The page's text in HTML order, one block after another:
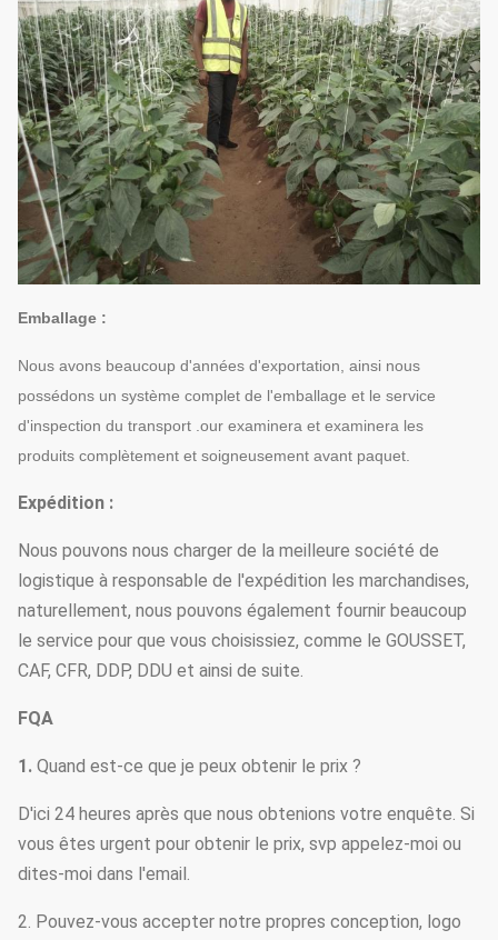
Emballage :
Nous avons beaucoup d'années d'exportation, ainsi nous
possédons un système complet de l'emballage et le service
d'inspection du transport .our examinera et examinera les
produits complètement et soigneusement avant paquet.
Expédition :
Nous pouvons nous charger de la meilleure société de
logistique à responsable de l'expédition les marchandises,
naturellement, nous pouvons également fournir beaucoup
le service pour que vous choisissiez, comme le GOUSSET,
CAF, CFR, DDP, DDU et ainsi de suite.
FQA
1. Quand est-ce que je peux obtenir le prix ?
D'ici 24 heures après que nous obtenions votre enquête. Si
vous êtes urgent pour obtenir le prix, svp appelez-moi ou
dites-moi dans l'email.
2. Pouvez-vous accepter notre propres conception, logo